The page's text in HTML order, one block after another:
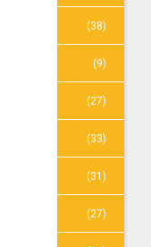
(38)
(9)
(27)
(33)
(31)
(27)